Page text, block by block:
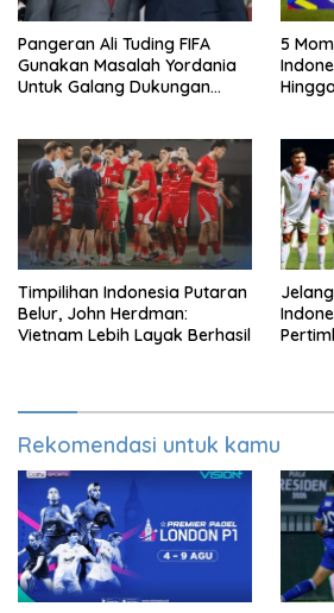
Pangeran Ali Tuding FIFA
Gunakan Masalah Yordania
Untuk Galang Dukungan
5
Timpilihan Indonesia Putaran
Belur, John Herdman:
Vietnam Lebih Layak Berhasil
Rekomendasi untuk kamu